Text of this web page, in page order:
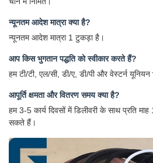
न्यूनतम आदेश मात्रा क्या है?
न्यूनतम आदेश मात्रा 1 टुकड़ा है।
आप किस भुगतान पद्धति को स्वीकार करते हैं?
हम टी/टी, एल/सी, डी/ए, डी/पी और वेस्टर्न
आपूर्ति क्षमता और वितरण समय क्या है?
हम 3-5 कार्य दिवसों में डिलीवरी के साथ प्रति
सकते हैं।